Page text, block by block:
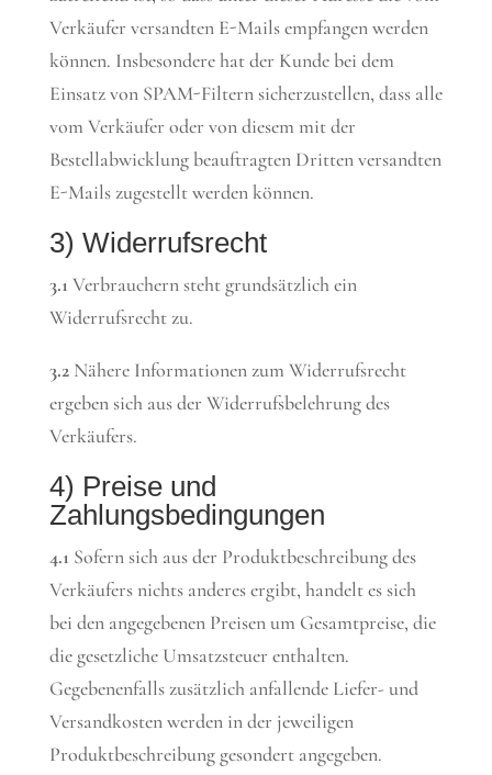
Verkäufer versandten E-Mails empfangen werden
können. Insbesondere hat der Kunde bei dem
Einsatz von SPAM-Filtern sicherzustellen, dass alle
vom Verkäufer oder von diesem mit der
Bestellabwicklung beauftragten Dritten versandten
E-Mails zugestellt werden können.
3) Widerrufsrecht
3.1 Verbrauchern steht grundsätzlich ein
Widerrufsrecht zu.
3.2Nähere Informationen zum Widerrufsrecht
ergeben sich aus der Widerrufsbelehrung des
Verkäufers.
4) Preise und
Zahlungsbedingungen
4.1 Sofern sich aus der Produktbeschreibung des
Verkäufers nichts anderes ergibt, handelt es sich
bei den angegebenen Preisen um Gesamtpreise, die
die gesetzliche Umsatzsteuer enthalten.
Gegebenenfalls zusätzlich anfallende Liefer- und
Versandkosten werden in der jeweiligen
Produktbeschreibung gesondert angegeben.